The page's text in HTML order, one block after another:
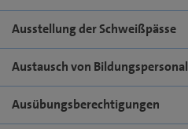
Ausstellung der Schweißpässe
Austausch von Bildungspersonal
Ausübungsberechtigungen